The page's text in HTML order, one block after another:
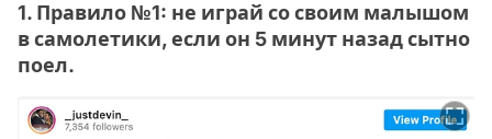
1. Правило №1: не играй со своим малышом
в самолетики, если он 5 минут назад сытно
поел.